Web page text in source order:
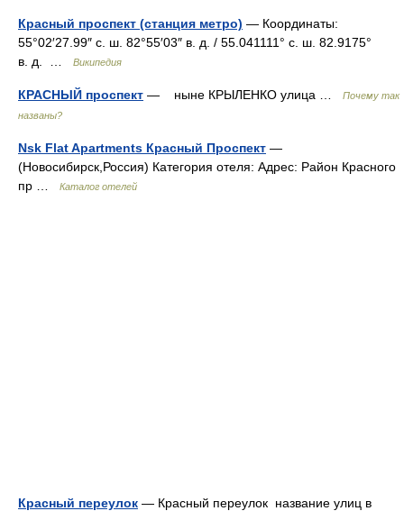
Красный проспект (станция метро) — Координаты:
55°02′27.99″ с. ш. 82°55′03″ в. д. / 55.041111° с. ш. 82.9175°
в. д. …
Википедия
КРАСНЫЙ проспект — ныне КРЫЛЕНКО улица …
Почему так
названы?
Nsk Flat Apartments Красный Проспект —
(Новосибирск,Россия) Категория отеля: Адрес: Район Красного
пр …
Каталог отелей
Красный переулок — Красный переулок название улиц в